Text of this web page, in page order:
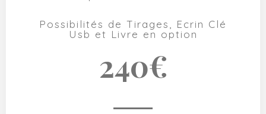
Possibilités de Tirages, Ecrin Clé
Usb et Livre en option
240€